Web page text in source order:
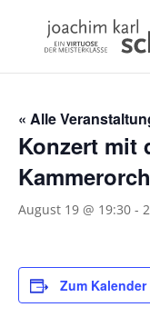
« Alle
Konzert mit
August 19 @ 19:30 -
Zum